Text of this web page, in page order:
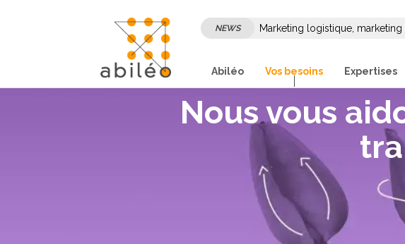
NEWS
Marketing logistique,
Abiléo
Vos besoins Expertises
Nous vous